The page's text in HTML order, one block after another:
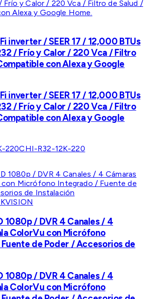
inverter / SEER 17 / 12,000 BTUs
/ Frío y Calor / 220 Vca / Filtro
con Alexa y Google
inverter / SEER 17 / 12,000 BTUs
/ Frío y Calor / 220 Vca / Filtro
con Alexa y Google
220CHI-R32-12K-220
1080p / DVR 4 Canales / 4
ColorVu con Micrófono
de Poder / Accesorios de
1080p / DVR 4 Canales / 4
ColorVu con Micrófono